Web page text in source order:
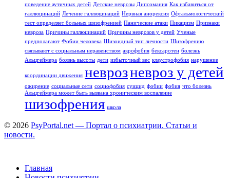
поведение аутичных детей Детские неврозы Дипсомания Как избавиться от
галлюцинаций Лечение галлюцинаций Нервная анорексия Офтальмологический
тест определяет больных шизофренией Панические атаки Пикацизм Признаки
невроза Причины галлюцинаций Причины неврозов у детей Ученые
предполагают Фобии человека Шизоидный тип личности Шизофрению
связывают с социальным неравенством акрофобия бексаротен болезнь
Альцгеймера боязнь высоты дети избыточный вес клаустрофобия нарушение
координации движения неврозневроз у детей
ожирение социальные сети социофобия суицид фобии фобия что болезнь
Альцгеймера может быть вызвана хроническим воспаление
шизофрения школа
© 2026 PsyPortal.net — Портал о психиатрии. Статьи и
новости.
Главная